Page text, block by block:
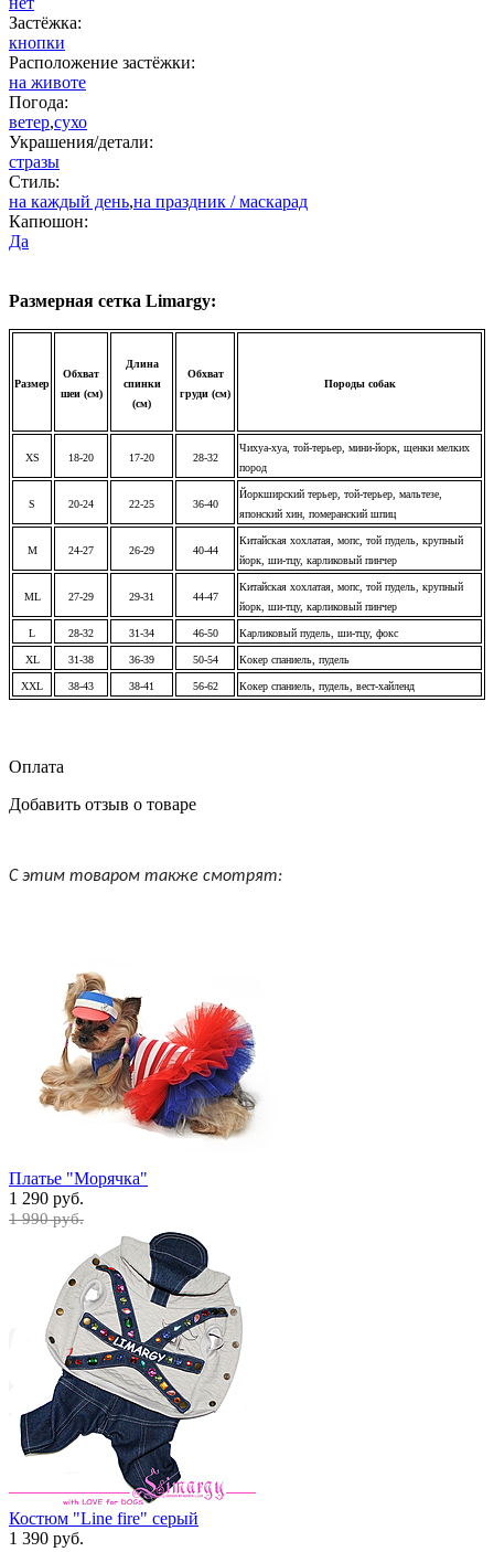
Застёжка:
кнопки
Расположение застёжки:
на животе
Погода:
ветер,сухо
Украшения/детали:
стразы
Стиль:
на каждый день,на праздник / маскарад
Капюшон:
Да
Размерная сетка Limargy:
Размер
Обхват
шеи (см)
Длина
спинки
(см)
Обхват
груди (см)
Породы собак
XS 18-20 17-20 28-32
Чихуа-хуа, той-терьер, мини-йорк, щенки мелких
пород
S 20-24 22-25 36-40
Йоркширский терьер, той-терьер, мальтезе,
японский хин, померанский шпиц
M 24-27 26-29 40-44
Китайская хохлатая, мопс, той пудель, крупный
йорк, ши-тцу, карликовый пинчер
ML 27-29 29-31 44-47
Китайская хохлатая, мопс, той пудель, крупный
йорк, ши-тцу, карликовый пинчер
L 28-32 31-34 46-50 Карликовый пудель, ши-тцу, фокс
XL 31-38 36-39 50-54 Кокер спаниель, пудель
XXL 38-43 38-41 56-62 Кокер спаниель, пудель, вест-хайленд
Оплата
Добавить отзыв о товаре
С этим товаром также смотрят:
Платье "Морячка"
1 290 руб.
1 990 руб.
Костюм "Line fire" серый
1 390 руб.